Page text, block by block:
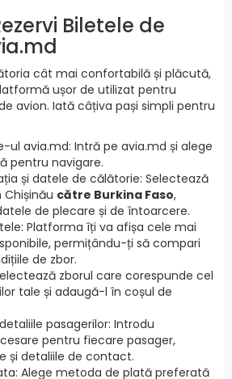
Biletele de
cât mai confortabilă și plăcută,
ușor de utilizat pentru
avion. Iată câțiva pași simpli pentru
ul avia.md: Intră pe avia.md și alege
pentru navigare.
și datele de călătorie: Selectează
Chișinău către Burkina Faso,
de plecare și de întoarcere.
Platforma îți va afișa cele mai
permițându-ți să compari
de zbor.
zborul care corespunde cel
tale și adaugă-l în coșul de
pasagerilor: Introdu
pentru fiecare pasager,
și detaliile de contact.
Alege metoda de plată preferată